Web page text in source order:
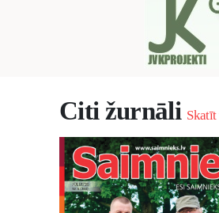
Citi žurnāli